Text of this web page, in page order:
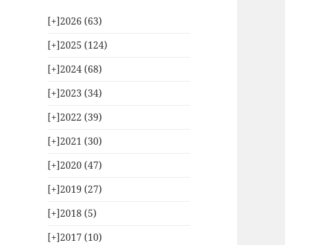
[+]2026 (63)
[+]2025 (124)
[+]2024 (68)
[+]2023 (34)
[+]2022 (39)
[+]2021 (30)
[+]2020 (47)
[+]2019 (27)
[+]2018 (5)
[+]2017 (10)